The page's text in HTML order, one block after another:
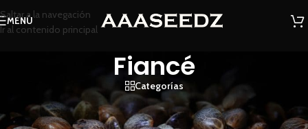
Saltar a la navegación
Ir al contenido principal
MENÚ
Fiancé
Categorías
Productos etiquetados “Fiancé”